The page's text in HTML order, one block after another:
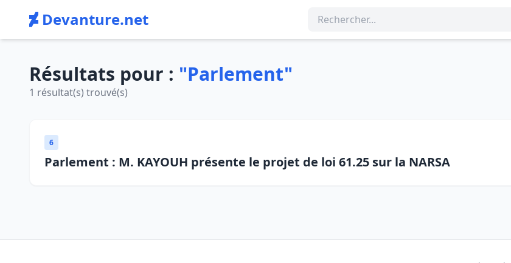
Devanture.net
Résultats pour : "Parlement"
1 résultat(s) trouvé(s)
6
Parlement : M. KAYOUH présente le projet de loi 61.25 sur la NARSA